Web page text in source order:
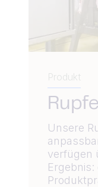
Produkt
Unsere
verfügen